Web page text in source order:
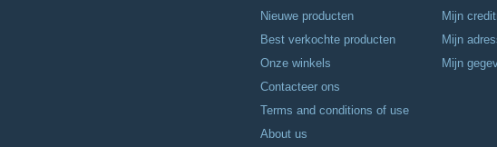
Nieuwe producten
Best verkochte producten
Onze winkels
Contacteer ons
Terms and conditions of use
About us
Mijn
Mijn
Mijn